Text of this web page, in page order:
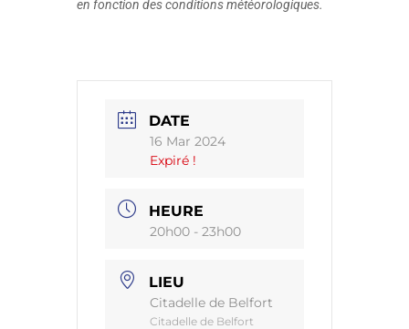
en fonction des conditions météorologiques.
DATE
16 Mar 2024
Expiré !
HEURE
20h00 - 23h00
LIEU
Citadelle de Belfort
Citadelle de Belfort